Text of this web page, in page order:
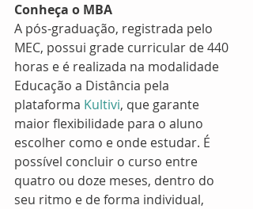
Conheça o MBA
A pós-graduação, registrada pelo
MEC, possui grade curricular de 440
horas e é realizada na modalidade
Educação a Distância pela
plataforma Kultivi, que garante
maior flexibilidade para o aluno
escolher como e onde estudar. É
possível concluir o curso entre
quatro ou doze meses, dentro do
seu ritmo e de forma individual,